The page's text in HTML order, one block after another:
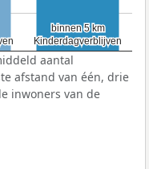
Kinderdagverblijven
Kinderdagverblijven
binnen 5 km
binnen 5 km
aantal
afstand van één, drie
inwoners van de